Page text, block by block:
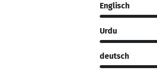
Englisch
Urdu
deutsch